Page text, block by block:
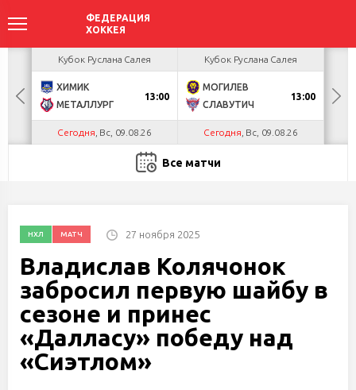
БУЛ
Кубок Руслана Салея
ХИМИК
МЕТАЛЛУРГ
13:00
Сегодня , Вс, 09.08.26
Кубок Руслана Салея
МОГИЛЕВ
СЛАВУТИЧ
13:00
Сегодня , Вс, 09.08.26
Все матчи
НХЛ МАТЧ 27 ноября 2025
Владислав Колячонок
забросил первую шайбу в
сезоне и принес
«Далласу» победу над
«Сиэтлом»